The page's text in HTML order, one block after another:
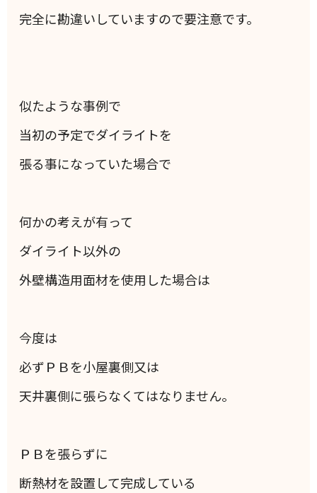
完全に勘違いしていますので要注意です。
似たような事例で
当初の予定でダイライトを
張る事になっていた場合で
何かの考えが有って
ダイライト以外の
外壁構造用面材を使用した場合は
今度は
必ずＰＢを小屋裏側又は
天井裏側に張らなくてはなりません。
ＰＢを張らずに
断熱材を設置して完成している